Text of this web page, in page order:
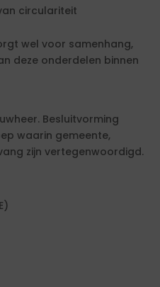
circulariteit
wel voor samenhang,
deze onderdelen binnen
Besluitvorming
waarin gemeente,
zijn vertegenwoordigd.